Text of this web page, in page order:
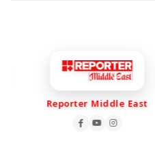
Reporter Middle East